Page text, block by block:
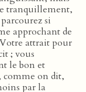
tranquillement,
si
approchant de
Votre attrait pour
; vous
le bon et
comme on dit,
par la